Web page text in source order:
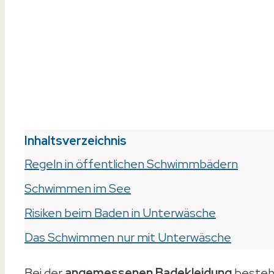
Inhaltsverzeichnis
Regeln in öffentlichen Schwimmbädern
Schwimmen im See
Risiken beim Baden in Unterwäsche
Das Schwimmen nur mit Unterwäsche